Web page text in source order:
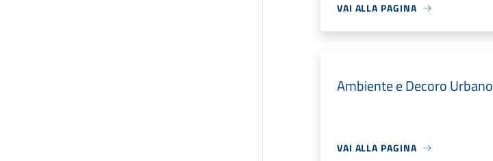
VAI ALLA PAGINA
Ambiente e Decoro Urbano
VAI ALLA PAGINA